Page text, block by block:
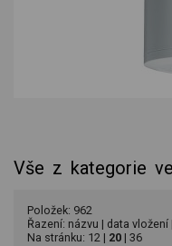
Vše z kategorie
Položek: 962
Řazení: názvu | data vložení
Na stránku: 12 | 20 | 36